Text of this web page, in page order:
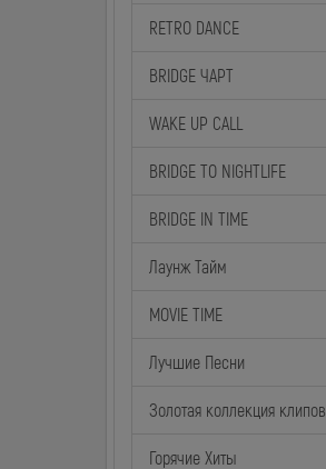
RETRO DANCE
BRIDGE ЧАРТ
WAKE UP CALL
BRIDGE TO NIGHTLIFE
BRIDGE IN TIME
Лаунж Тайм
MOVIE TIME
Лучшие Песни
Золотая коллекция клипов
Горячие Хиты